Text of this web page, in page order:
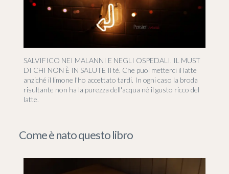
SALVIFICO NEI MALANNI E NEGLI OSPEDALI. IL MUST
DI CHI NON È IN SALUTE Il tè. Che puoi metterci il latte
anziché il limone l'ho accettato tardi. In ogni caso la broda
risultante non ha la purezza dell'acqua né il gusto ricco del
latte.
Come è nato questo libro